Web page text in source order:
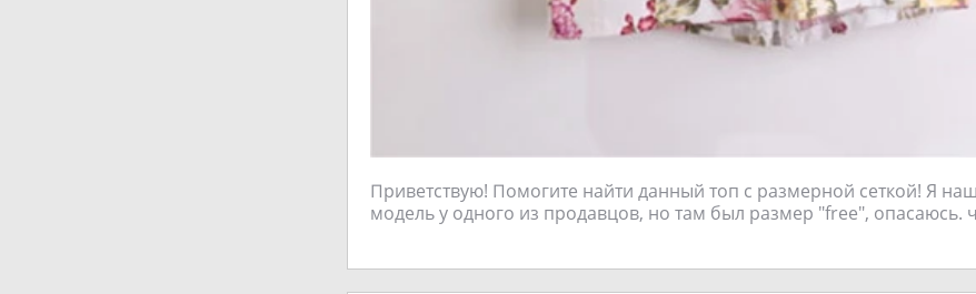
Приветствую! Помогите найти данный топ с размерной сеткой! Я
модель у одного из продавцов, но там был размер "free", опасаюсь.